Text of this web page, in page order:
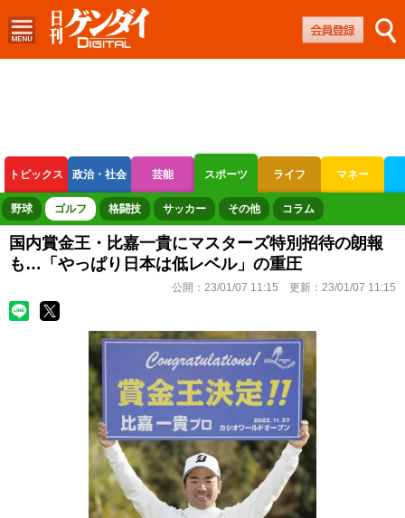
トピックス 政治・社会 芸能 スポーツ ライフ マネー
ボートレース 競輪 オートレース
野球 ゴルフ 格闘技 サッカー その他 コラム
国内賞金王・比嘉一貴にマスターズ特別招待の朗報
も…「やっぱり日本は低レベル」の重圧
公開： 23/01/07 11:15 更新： 23/01/07 11:15